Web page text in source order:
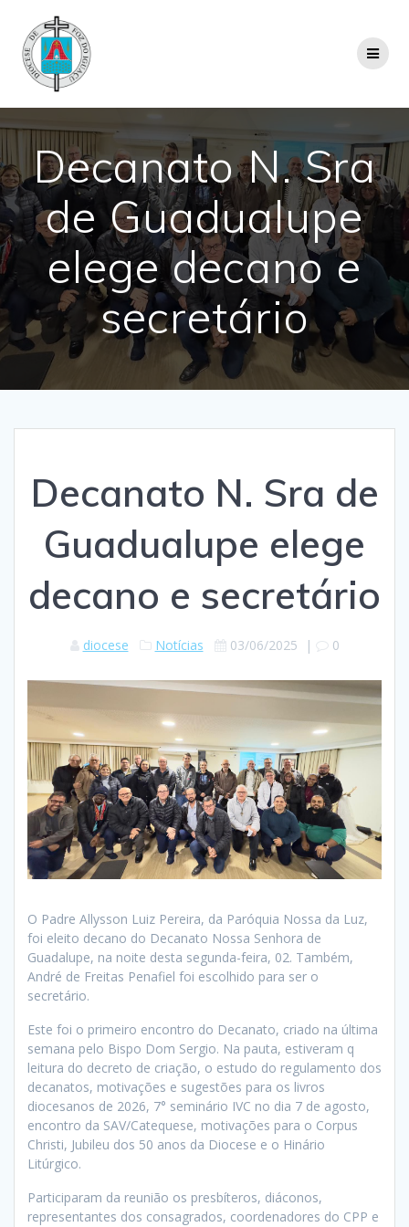
Decanato N. Sra
de Guadualupe
elege decano e
secretário
Decanato N. Sra de
Guadualupe elege
decano e secretário
diocese Notícias 03/06/2025 | 0
O Padre Allysson Luiz Pereira, da Paróquia Nossa da Luz,
foi eleito decano do Decanato Nossa Senhora de
Guadalupe, na noite desta segunda-feira, 02. Também,
André de Freitas Penafiel foi escolhido para ser o
secretário.
Este foi o primeiro encontro do Decanato, criado na última
semana pelo Bispo Dom Sergio. Na pauta, estiveram q
leitura do decreto de criação, o estudo do regulamento dos
decanatos, motivações e sugestões para os livros
diocesanos de 2026, 7° seminário IVC no dia 7 de agosto,
encontro da SAV/Catequese, motivações para o Corpus
Christi, Jubileu dos 50 anos da Diocese e o Hinário
Litúrgico.
Participaram da reunião os presbíteros, diáconos,
representantes dos consagrados, coordenadores do CPP e